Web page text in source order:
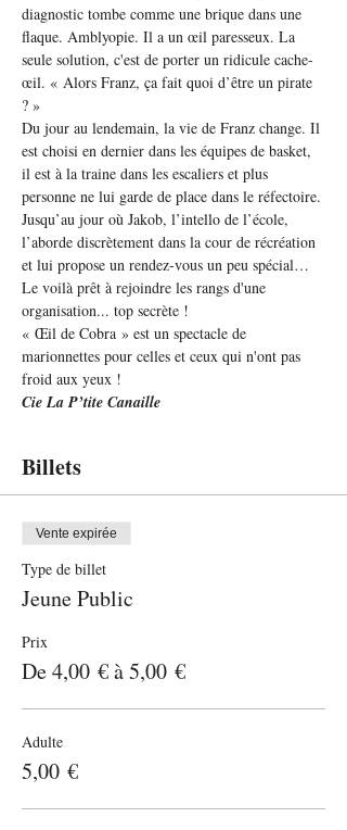
diagnostic tombe comme une brique dans une
flaque. Amblyopie. Il a un œil paresseux. La
seule solution, c'est de porter un ridicule cache-
œil. « Alors Franz, ça fait quoi d’être un pirate
? »
Du jour au lendemain, la vie de Franz change. Il
est choisi en dernier dans les équipes de basket,
il est à la traine dans les escaliers et plus
personne ne lui garde de place dans le réfectoire.
Jusqu’au jour où Jakob, l’intello de l’école,
l’aborde discrètement dans la cour de récréation
et lui propose un rendez-vous un peu spécial…
Le voilà prêt à rejoindre les rangs d'une
organisation... top secrète !
« Œil de Cobra » est un spectacle de
marionnettes pour celles et ceux qui n'ont pas
froid aux yeux !
Cie La P’tite Canaille
Billets
Vente expirée
Type de billet
Jeune Public
Prix
De 4,00 € à 5,00 €
Adulte
5,00 €